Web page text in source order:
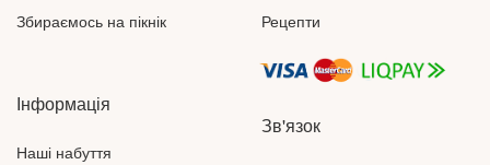
Збираємось на пікнік
Рецепти
Інформація
Наші набуття
Зв'язок